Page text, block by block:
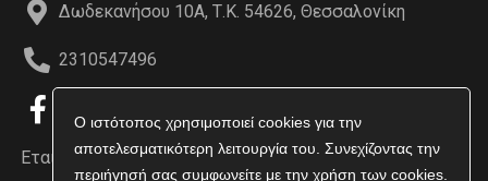
Ο ιστότοπος χρησιμοποιεί cookies για την
αποτελεσματικότερη λειτουργία του. Συνεχίζοντας την
περιήγησή σας συμφωνείτε με την χρήση των cookies.
Δωδεκανήσου 10Α, Τ.Κ. 54626, Θεσσαλονίκη
2310547496
Εταιρεία